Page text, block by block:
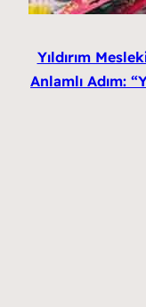
Yıldırım
Anlamlı Adım: